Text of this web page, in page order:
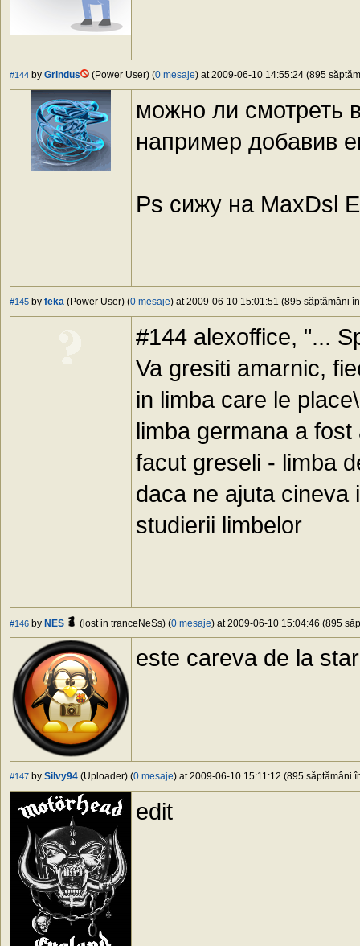
#144 by Grindus (Power User) (0 mesaje) at 2009-06-10 14:55:24 (895
можно ли смотреть
например добавив
Ps сижу на MaxDsl
#145 by feka (Power User) (0 mesaje) at 2009-06-10 15:01:51 (895 săptămâni
#144 alexoffice, "...
Va gresiti amarnic,
in limba care le
limba germana a
facut greseli - limba
daca ne ajuta cineva
studierii limbelor
#146 by NES (lost in tranceNeSs) (0 mesaje) at 2009-06-10 15:04:46 (895
este careva de la
#147 by Silvy94 (Uploader) (0 mesaje) at 2009-06-10 15:11:12 (895 săptămâni
edit